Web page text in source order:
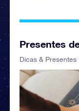
Presentes
Dicas & Presentes